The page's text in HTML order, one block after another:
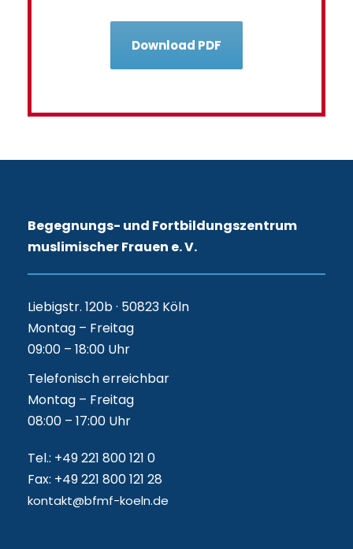
Download PDF
Begegnungs- und Fortbildungszentrum
muslimischer Frauen e. V.
Liebigstr. 120b · 50823 Köln
Montag – Freitag
09:00 – 18:00 Uhr
Telefonisch erreichbar
Montag – Freitag
08:00 – 17:00 Uhr
Tel.: +49 221 800 121 0
Fax: +49 221 800 121 28
kontakt@bfmf-koeln.de